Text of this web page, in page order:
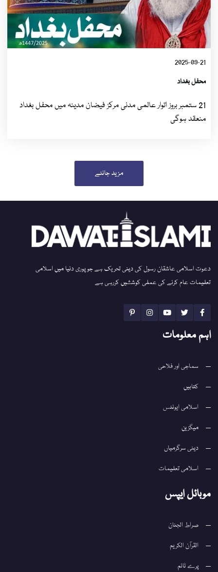
2025-09-21
محفل بغداد
21 ستمبر بروز اتوار عالمی مدنی مرکز فیضان مدینہ میں محفل بغداد
منعقد ہوگی
مزید جانئے
دعوت اسلامی عاشقان رسول کی دینی تحریک ہے جو پوری دنیا میں اسلامی
تعلیمات عام کرنے کی عملی کوششیں کررہی ہے
اہم معلومات
سماجی اور فلاحی
کتابیں
اسلامی ایونٹس
میگزین
دینی سرگرمیاں
اسلامی تعلیمات
موبائل ایپس
صراط الجنان
القرآن الکریم
پرے ٹائم